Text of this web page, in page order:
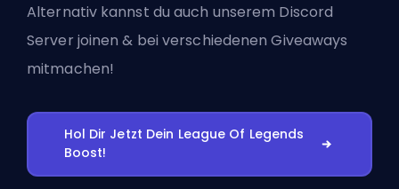
Alternativ kannst du auch unserem Discord
Server joinen & bei verschiedenen Giveaways
mitmachen!
Hol Dir Jetzt Dein League Of Legends
Boost!